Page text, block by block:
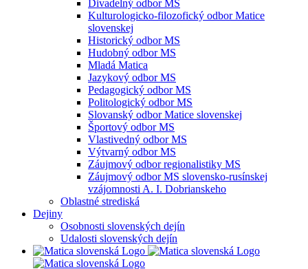
Divadelný odbor MS
Kulturologicko-filozofický odbor Matice
slovenskej
Historický odbor MS
Hudobný odbor MS
Mladá Matica
Jazykový odbor MS
Pedagogický odbor MS
Politologický odbor MS
Slovanský odbor Matice slovenskej
Športový odbor MS
Vlastivedný odbor MS
Výtvarný odbor MS
Záujmový odbor regionalistiky MS
Záujmový odbor MS slovensko-rusínskej
vzájomnosti A. I. Dobrianskeho
Oblastné strediská
Dejiny
Osobnosti slovenských dejín
Udalosti slovenských dejín